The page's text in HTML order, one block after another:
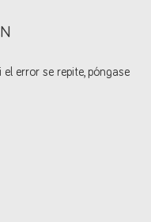
error se repite, póngase